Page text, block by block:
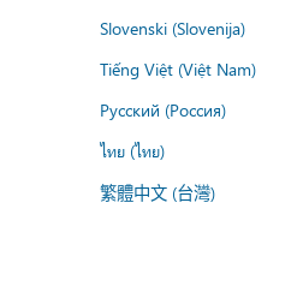
Slovenski (Slovenija)
Tiếng Việt (Việt Nam)
Русский (Россия)
ไทย (ไทย)
繁體中文 (台灣)